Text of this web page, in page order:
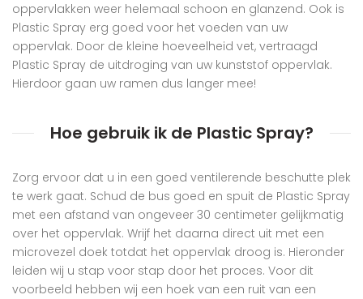
oppervlakken weer helemaal schoon en glanzend. Ook is
Plastic Spray erg goed voor het voeden van uw
oppervlak. Door de kleine hoeveelheid vet, vertraagd
Plastic Spray de uitdroging van uw kunststof oppervlak.
Hierdoor gaan uw ramen dus langer mee!
Hoe gebruik ik de Plastic Spray?
Zorg ervoor dat u in een goed ventilerende beschutte plek
te werk gaat. Schud de bus goed en spuit de Plastic Spray
met een afstand van ongeveer 30 centimeter gelijkmatig
over het oppervlak. Wrijf het daarna direct uit met een
microvezel doek totdat het oppervlak droog is. Hieronder
leiden wij u stap voor stap door het proces. Voor dit
voorbeeld hebben wij een hoek van een ruit van een